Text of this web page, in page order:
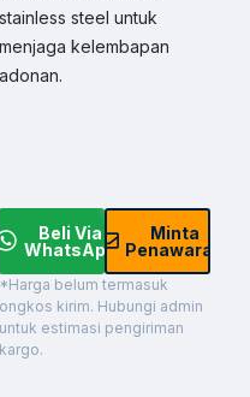
stainless steel untuk
menjaga kelembapan
adonan.
Beli Via
WhatsApp
Minta
Penawaran
*Harga belum termasuk
ongkos kirim. Hubungi admin
untuk estimasi pengiriman
kargo.